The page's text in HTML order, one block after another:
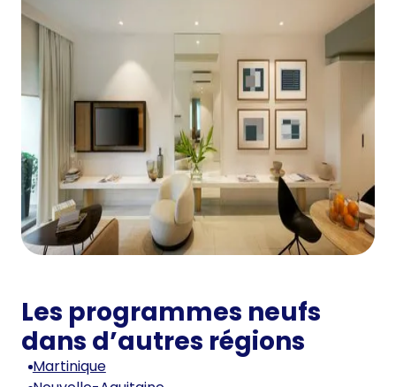
Les programmes neufs
dans d’autres régions
Martinique